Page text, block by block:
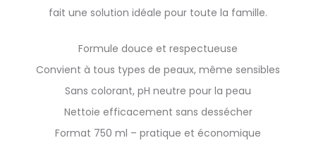
fait une solution idéale pour toute la famille.
Formule douce et respectueuse
Convient à tous types de peaux, même sensibles
Sans colorant, pH neutre pour la peau
Nettoie efficacement sans dessécher
Format 750 ml – pratique et économique